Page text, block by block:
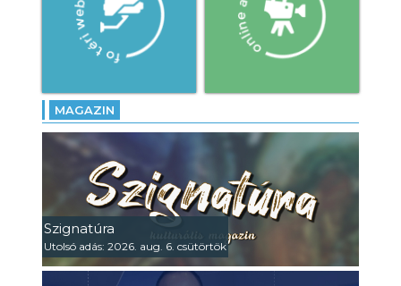
MAGAZIN
Szignatúra
Utolsó adás: 2026. aug. 6. csütörtök